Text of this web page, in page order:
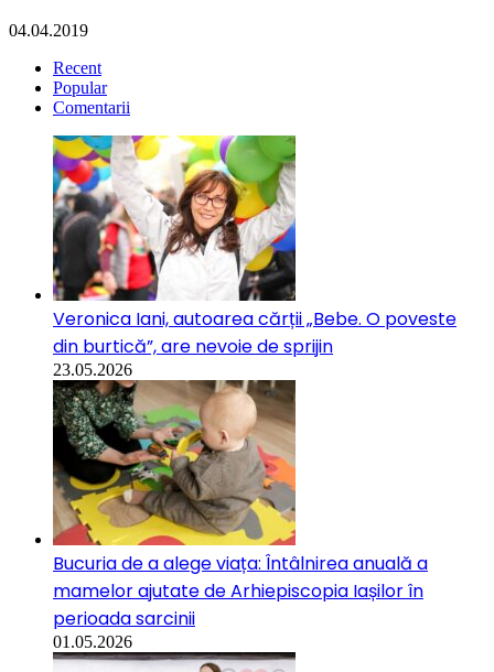
04.04.2019
Recent
Popular
Comentarii
Veronica Iani, autoarea cărții „Bebe. O poveste
din burtică”, are nevoie de sprijin
23.05.2026
Bucuria de a alege viața: Întâlnirea anuală a
mamelor ajutate de Arhiepiscopia Iașilor în
perioada sarcinii
01.05.2026